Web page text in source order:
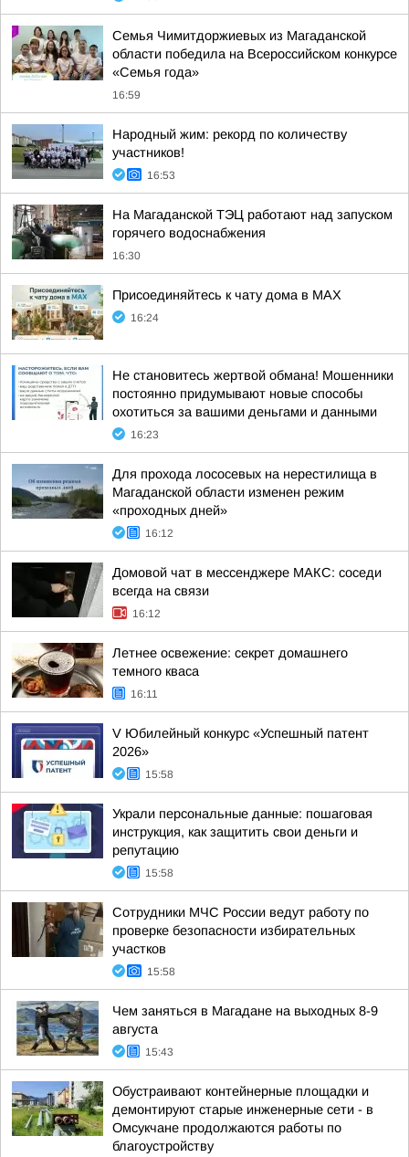
Семья Чимитдоржиевых из Магаданской
области победила на Всероссийском конкурсе
«Семья года»
16:59
Народный жим: рекорд по количеству
участников!
16:53
На Магаданской ТЭЦ работают над запуском
горячего водоснабжения
16:30
Присоединяйтесь к чату дома в MAX
16:24
Не становитесь жертвой обмана! Мошенники
постоянно придумывают новые способы
охотиться за вашими деньгами и данными
16:23
Для прохода лососевых на нерестилища в
Магаданской области изменен режим
«проходных дней»
16:12
Домовой чат в мессенджере MAКС: соседи
всегда на связи
16:12
Летнее освежение: секрет домашнего
темного кваса
16:11
V Юбилейный конкурс «Успешный патент
2026»
15:58
Украли персональные данные: пошаговая
инструкция, как защитить свои деньги и
репутацию
15:58
Сотрудники МЧС России ведут работу по
проверке безопасности избирательных
участков
15:58
Чем заняться в Магадане на выходных 8-9
августа
15:43
Обустраивают контейнерные площадки и
демонтируют старые инженерные сети - в
Омсукчане продолжаются работы по
благоустройству